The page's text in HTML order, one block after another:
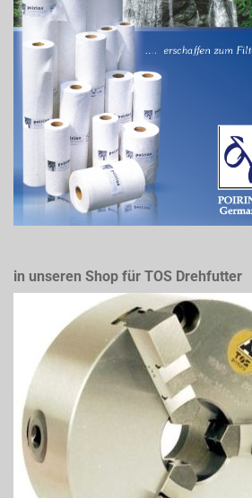
in unseren Shop für TOS Drehfutter